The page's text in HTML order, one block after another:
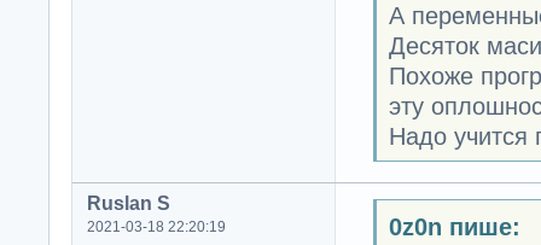
А
Десяток
Похоже
эту
Надо учится
Ruslan S
2021-03-18 22:20:19 0z0n пише: